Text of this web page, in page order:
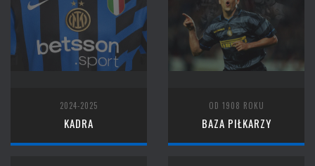
2024-2025
KADRA
OD 1908 ROKU
BAZA PIŁKARZY